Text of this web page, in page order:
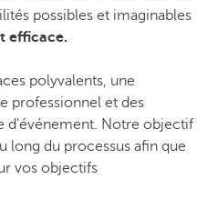
possibles et imaginables
efficace.
polyvalents, une
professionnel et des
d'événement. Notre objectif
long du processus afin que
vos objectifs